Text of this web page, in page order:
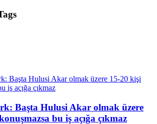
Başta Hulusi Akar olmak üzere
bu iş açığa çıkmaz